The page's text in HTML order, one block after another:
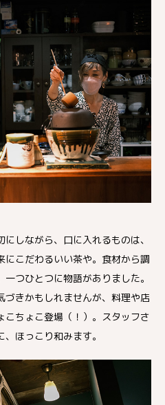
しながら、口に入れるものは、
にこだわるいい茶や。食材から調
つひとつに物語がありました。
づきかもしれませんが、料理や店
こちょこ登場（！）。スタッフさ
ほっこり和みます。